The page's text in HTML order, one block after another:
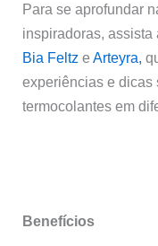
Para se aprofundar
inspiradoras,
Bia Feltz eArteyra,
experiências e dicas
termocolantes em
Benefícios